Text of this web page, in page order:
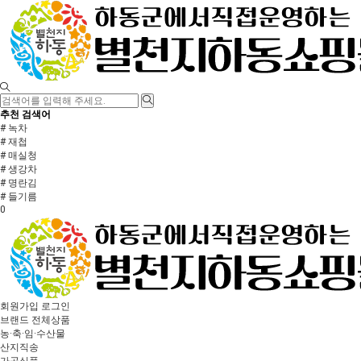
추천 검색어
# 녹차
# 재첩
# 매실청
# 생강차
# 명란김
# 들기름
0
회원가입 로그인
브랜드 전체상품
농·축·임·수산물
산지직송